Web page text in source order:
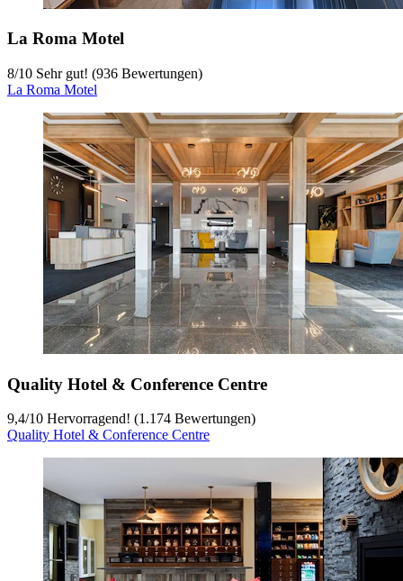
La Roma Motel
8/10 Sehr gut! (936 Bewertungen)
La Roma Motel
Quality Hotel & Conference Centre
9,4/10 Hervorragend! (1.174 Bewertungen)
Quality Hotel & Conference Centre